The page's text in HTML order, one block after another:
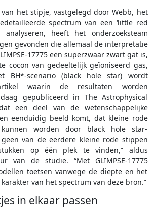
het stipje, vastgelegd door Webb, het
spectrum van een ‘little red
analyseren, heeft het onderzoeksteam
gevonden die allemaal de interpretatie
17775 een superzwaar zwart gat is,
cocon van gedeeltelijk geïoniseerd gas,
BH*-scenario (black hole star) wordt
waarin de resultaten worden
gepubliceerd in The Astrophysical
een deel van de wetenschappelijke
eenduidig beeld komt, dat kleine rode
worden door black hole star-
van de eerdere kleine rode stippen
op één plek te vinden,” aldus
van de studie. “Met GLIMPSE-17775
toetsen vanwege de diepte en het
van het spectrum van deze bron.”
in elkaar passen